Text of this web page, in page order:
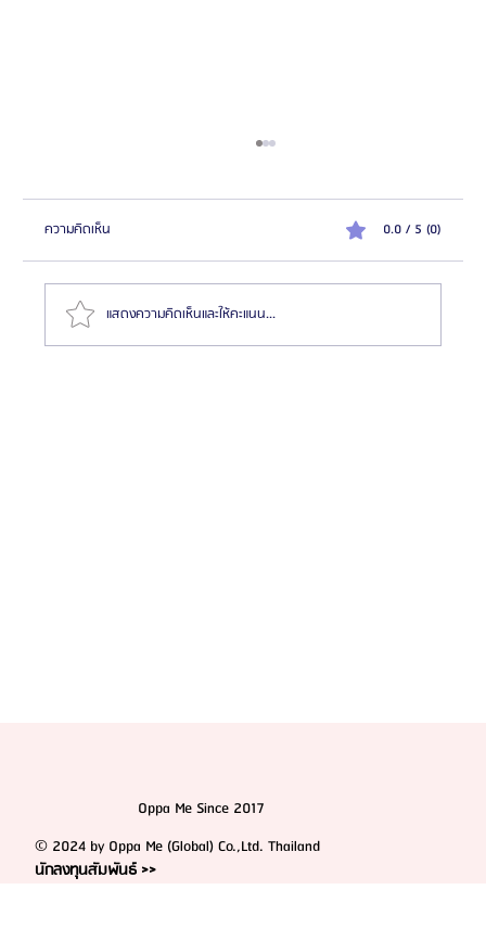
ความคิดเห็น 0.0 / 5 (0)
แสดงความคิดเห็นและให้คะแนน...
Oppa Me Since 2017
© 2024 by Oppa Me (Global) Co.,Ltd. Thailand
นักลงทุนสัมพันธ์ >>